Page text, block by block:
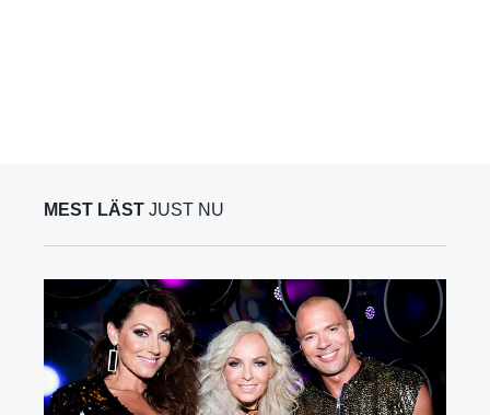
MEST LÄST JUST NU